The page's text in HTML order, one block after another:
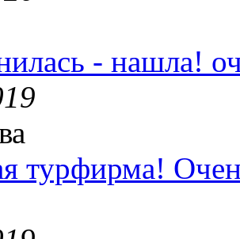
- нашла!
турфирма!